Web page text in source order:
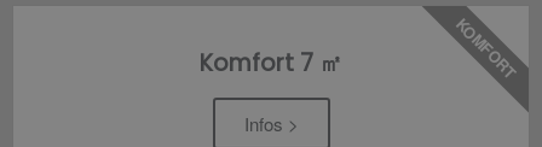
Komfort 7 ㎡
Infos >
KOMFORT